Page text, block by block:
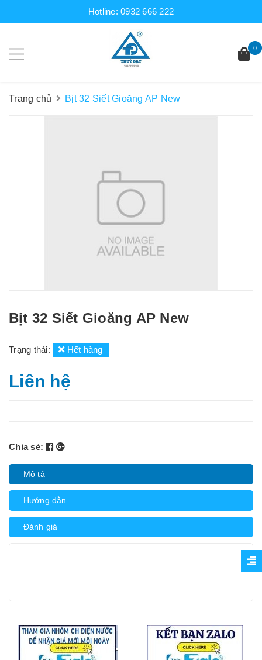
Hotline:0932 666 222
0
Trang chủ Bịt 32 Siết Gioăng AP New
Bịt 32 Siết Gioăng AP New
Trạng thái: Hết hàng
Liên hệ
Chia sẻ:
Mô tả
Hướng dẫn
Đánh giá